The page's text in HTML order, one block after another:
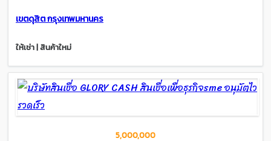
เขตดุสิต กรุงเทพมหานคร
ให้เช่า | สินค้าใหม่
5,000,000